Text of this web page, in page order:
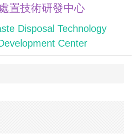
置技術研發中心
Disposal Technology
Center